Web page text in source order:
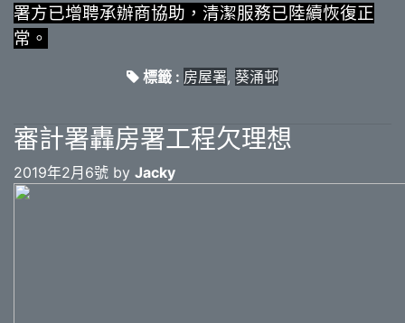
署方已增聘承辦商協助，清潔服務已陸續恢復正
常。
標籤 : 房屋署, 葵涌邨
審計署轟房署工程欠理想
2019年2月6號 by Jacky